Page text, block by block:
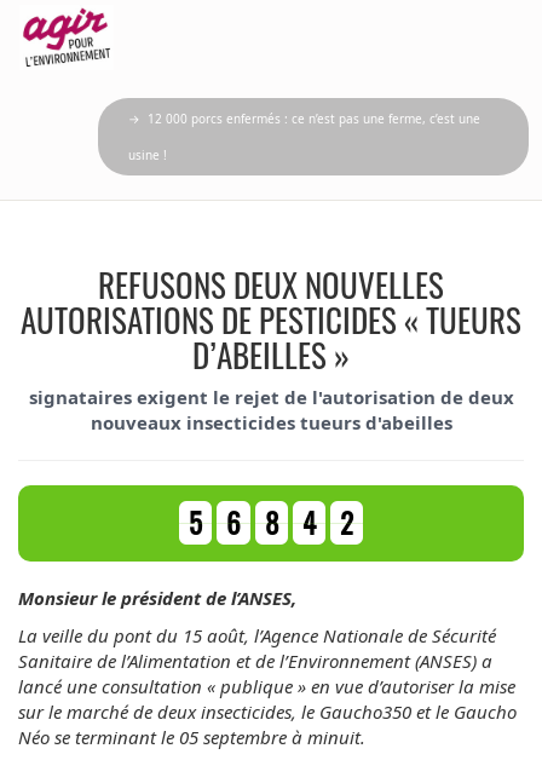
→ 12 000 porcs enfermés : ce n’est pas une ferme, c’est une
usine !
REFUSONS DEUX NOUVELLES
AUTORISATIONS DE PESTICIDES « TUEURS
D’ABEILLES »
signataires exigent le rejet de l'autorisation de deux
nouveaux insecticides tueurs d'abeilles
5 6 8 4 2
Monsieur le président de l’ANSES,
La veille du pont du 15 août, l’Agence Nationale de Sécurité
Sanitaire de l’Alimentation et de l’Environnement (ANSES) a
lancé une consultation « publique » en vue d’autoriser la mise
sur le marché de deux insecticides, le Gaucho350 et le Gaucho
Néo se terminant le 05 septembre à minuit.